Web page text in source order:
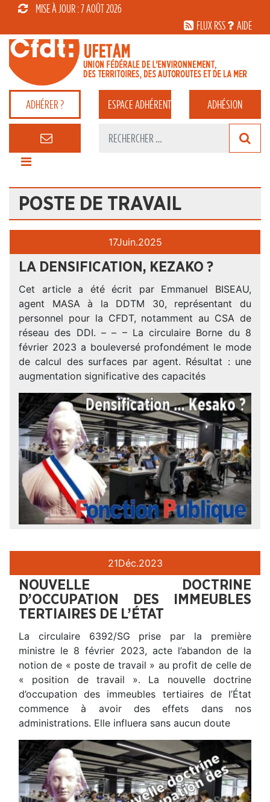
MISE À JOUR : 7 AOÛT 2026
FLUX RSS
AIDE
ADHÉRER ? ESPACEADHÉRENT ADHÉSION
POSTE DE TRAVAIL
17Juin.2025
LA DENSIFICATION, KEZAKO ?
Cet article a été écrit par Emmanuel BISEAU,
agent MASA à la DDTM 30, représentant du
personnel pour la CFDT, notamment au CSA de
réseau des DDI. – – – La circulaire Borne du 8
février 2023 a bouleversé profondément le mode
de calcul des surfaces par agent. Résultat : une
augmentation significative des capacités
21Déc.2023
NOUVELLE DOCTRINE
D’OCCUPATION DES IMMEUBLES
TERTIAIRES DE L’ÉTAT
La circulaire 6392/SG prise par la première
ministre le 8 février 2023, acte l’abandon de la
notion de « poste de travail » au profit de celle de
« position de travail ». La nouvelle doctrine
d’occupation des immeubles tertiaires de l’État
commence à avoir des effets dans nos
administrations. Elle influera sans aucun doute